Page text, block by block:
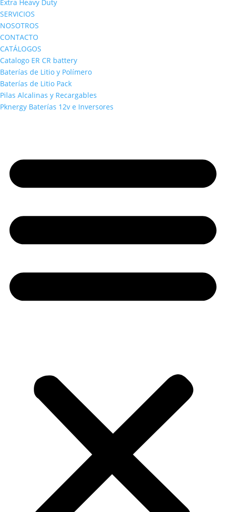
Extra Heavy Duty
SERVICIOS
NOSOTROS
CONTACTO
CATÁLOGOS
Catalogo ER CR battery
Baterías de Litio y Polímero
Baterías de Litio Pack
Pilas Alcalinas y Recargables
Pknergy Baterías 12v e Inversores